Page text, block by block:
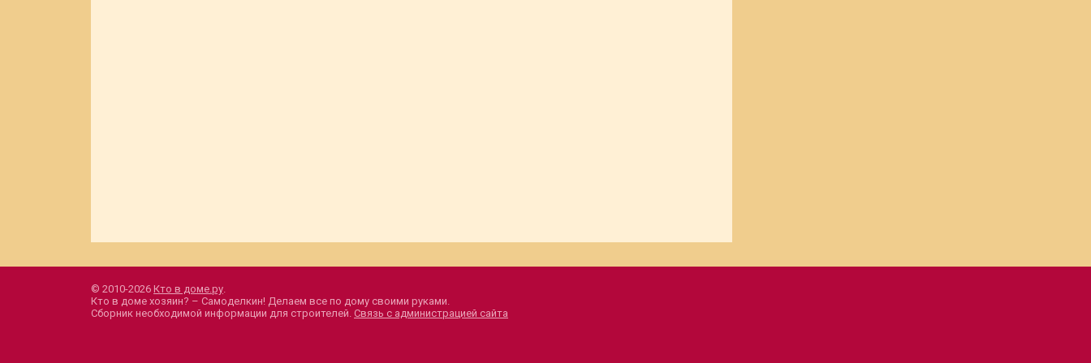
© 2010-2026 Кто в доме.ру.
Кто в доме хозяин? – Самоделкин! Делаем все по дому своими руками.
Сборник необходимой информации для строителей. Связь с администрацией сайта